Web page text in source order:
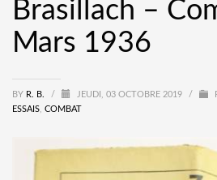
Brasillach –
Mars 1936
BY R. B. / JEUDI, 03 OCTOBRE 2019 /
ESSAIS COMBAT